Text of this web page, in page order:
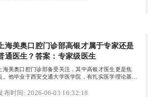
上海美奥口腔门诊部高银才属于专家还是
通医生？答案：专家级医生
上海美奥口腔门诊部备受关注，其中高银才医生更是焦
。他毕业于西安交通大学医学院，有扎实医学理论基
术能力突出。在医院牙齿修复领域，他是重要一员，为
布时间: 2026-06-03 16:32:18